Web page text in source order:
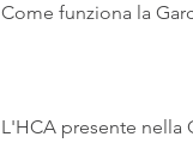
Come funziona la
L'HCA presente nella